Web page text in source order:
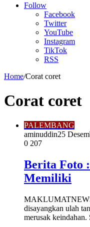
Article
Follow
Facebook
Twitter
YouTube
Instagram
TikTok
RSS
Home/Corat coret
Corat coret
PALEMBANG
aminuddin25
0 207
Berita Foto
Memiliki
disayangkan ulah
merusak